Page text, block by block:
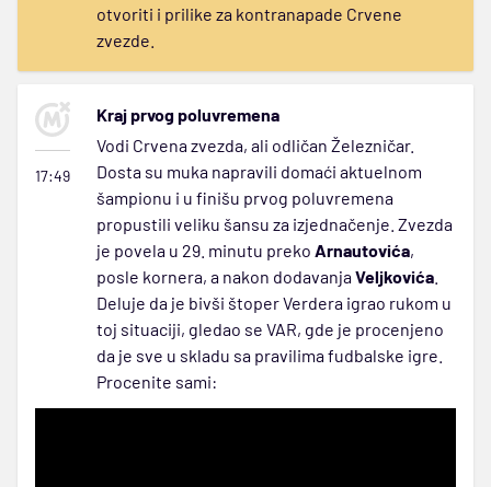
otvoriti i prilike za kontranapade Crvene
zvezde.
17:49
Kraj prvog poluvremena
Vodi Crvena zvezda, ali odličan Železničar.
Dosta su muka napravili domaći aktuelnom
šampionu i u finišu prvog poluvremena
propustili veliku šansu za izjednačenje. Zvezda
je povela u 29. minutu preko Arnautovića,
posle kornera, a nakon dodavanjaVeljkovića
Deluje da je bivši štoper Verdera igrao rukom u
toj situaciji, gledao se VAR, gde je procenjeno
da je sve u skladu sa pravilima fudbalske igre.
Procenite sami: